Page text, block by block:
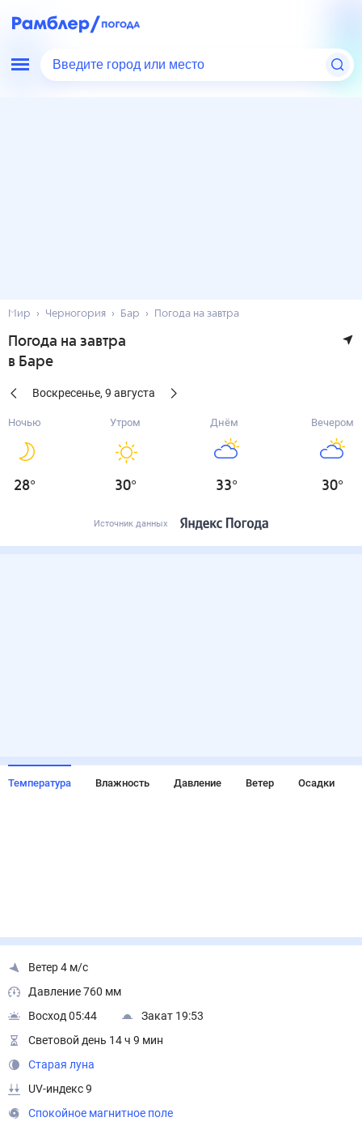
Введите город или место
Мир Черногория Бар Погода на завтра
Погода на завтра
в Баре
Воскресенье, 9 августа
Ночью
28°
Утром
30°
Днём
33°
Вечером
30°
Источник данных
Температура Влажность Давление Ветер Осадки
Ветер 4 м/с
Давление 760 мм
Восход 05:44
Закат 19:53
Световой день 14 ч 9 мин
Старая луна
UV-индекс 9
Спокойное магнитное поле